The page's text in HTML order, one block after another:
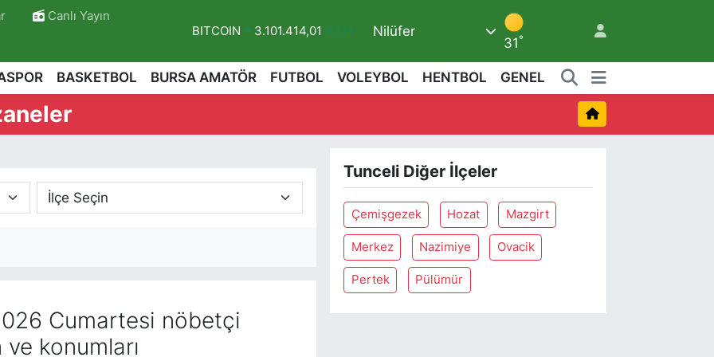
Canlı Yayın
BITCOIN 3.101.414,01 %1.11
DOLAR
47,7436 %0.18
%-14
Nilüfer
31°
BASKETBOL BURSA AMATÖR FUTBOL VOLEYBOL HENTBOL GENEL
Cumartesi nöbetçi
konumları
Tunceli Diğer İlçeler
Çemişgezek Hozat Mazgirt
Merkez Nazimiye Ovacik
Pertek Pülümür